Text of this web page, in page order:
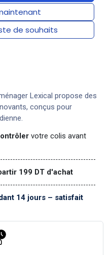
de souhaits
Lexical propose des
conçus pour
votre colis avant
199 DT d'achat
14 jours – satisfait